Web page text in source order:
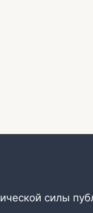
силы